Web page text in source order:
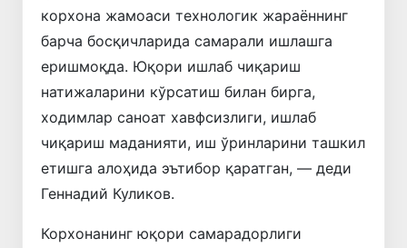
корхона жамоаси технологик жараённинг
барча босқичларида самарали ишлашга
еришмоқда. Юқори ишлаб чиқариш
натижаларини кўрсатиш билан бирга,
ходимлар саноат хавфсизлиги, ишлаб
чиқариш маданияти, иш ўринларини ташкил
етишга алоҳида эътибор қаратган, — деди
Геннадий Куликов.
Корхонанинг юқори самарадорлиги